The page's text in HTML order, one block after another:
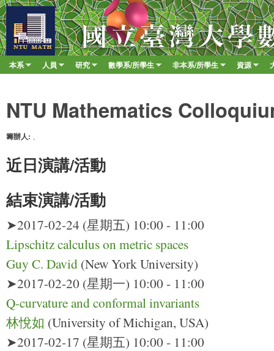
移至
臺
大
數
學Main menu
本系 人員 研究 數學系/所學生 非本系/所學生 資源
NTU Mathematics
籌辦人:
近日演講/活動
結束演講/活動
➤2017-02-24 (星期五) 10:00 - 11:00
Lipschitz calculus on metric spaces
Guy C. David (New York University)
➤2017-02-20 (星期一) 10:00 - 11:00
Q-curvature and conformal invariants
林悅如 (University of Michigan, USA)
➤2017-02-17 (星期五) 10:00 - 11:00